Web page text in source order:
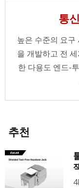
통
높은 수준의 요구
을 개발하고 전
한 다용도 엔드-
추천